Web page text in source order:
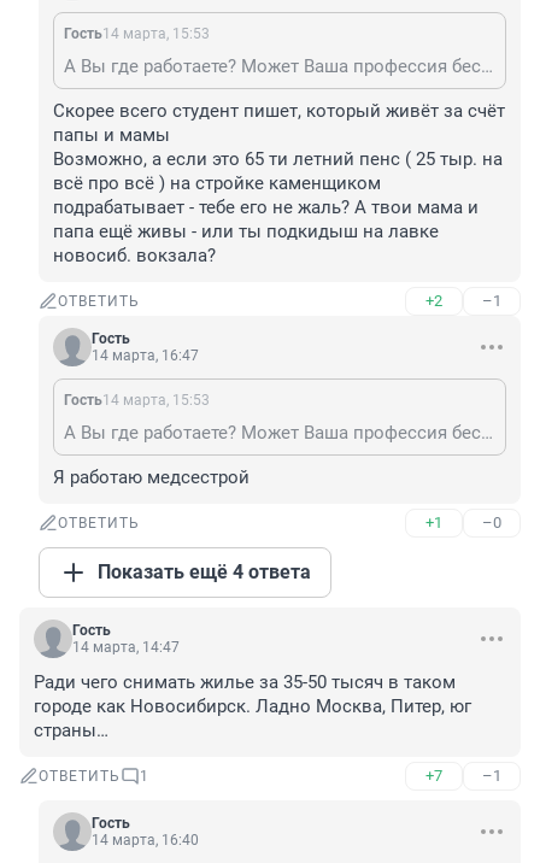
Гость14 марта, 15:53
А Вы где работаете? Может Ваша профессия бесполезная? Скорее всего студент пишет, который живёт за счёт папы и мамы
Скорее всего студент пишет, который живёт за счёт
папы и мамы
Возможно, а если это 65 ти летний пенс ( 25 тыр. на
всё про всё ) на стройке каменщиком
подрабатывает - тебе его не жаль? А твои мама и
папа ещё живы - или ты подкидыш на лавке
новосиб. вокзала?
ОТВЕТИТЬ +2 –1
Гость
14 марта, 16:47
Гость14 марта, 15:53
А Вы где работаете? Может Ваша профессия бесполезная? Скорее всего студент пишет, который живёт за счёт папы и мамы
Я работаю медсестрой
ОТВЕТИТЬ +1 –0
Показать ещё 4 ответа
Гость
14 марта, 14:47
Ради чего снимать жилье за 35-50 тысяч в таком
городе как Новосибирск. Ладно Москва, Питер, юг
страны…
ОТВЕТИТЬ 1 +7 –1
Гость
14 марта, 16:40